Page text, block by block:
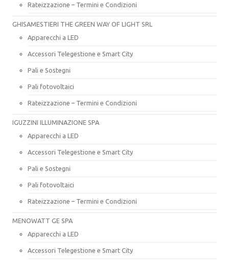
Rateizzazione – Termini e Condizioni
GHISAMESTIERI THE GREEN WAY OF LIGHT SRL
Apparecchi a LED
Accessori Telegestione e Smart City
Pali e Sostegni
Pali fotovoltaici
Rateizzazione – Termini e Condizioni
IGUZZINI ILLUMINAZIONE SPA
Apparecchi a LED
Accessori Telegestione e Smart City
Pali e Sostegni
Pali fotovoltaici
Rateizzazione – Termini e Condizioni
MENOWATT GE SPA
Apparecchi a LED
Accessori Telegestione e Smart City